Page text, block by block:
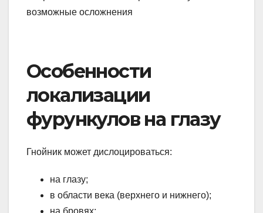
Особенности
локализации
фурункулов на глазу
Гнойник может дислоцироваться:
на глазу;
в области века (верхнего и нижнего);